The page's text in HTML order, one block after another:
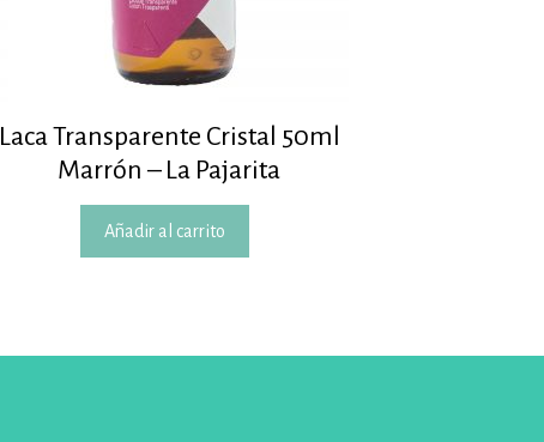
Laca Transparente Cristal 50ml
Marrón – La Pajarita
Añadir al carrito